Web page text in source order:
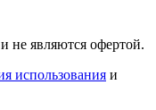
не являются офертой.
использования и